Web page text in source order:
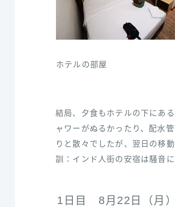
ホテルの部屋
結局、夕食もホテルの下にあ
ャワーがぬるかったり、配水
りと散々でしたが、翌日の移
訓：インド人街の安宿は騒音に
1日目 8月22日（月